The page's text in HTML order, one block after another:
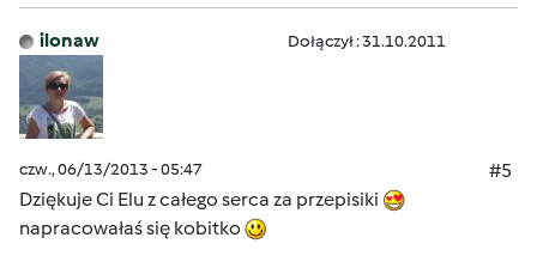
ilonaw Dołączył : 31.10.2011
czw., 06/13/2013 - 05:47
#5
Dziękuje Ci Elu z całego serca za przepisiki
napracowałaś się kobitko